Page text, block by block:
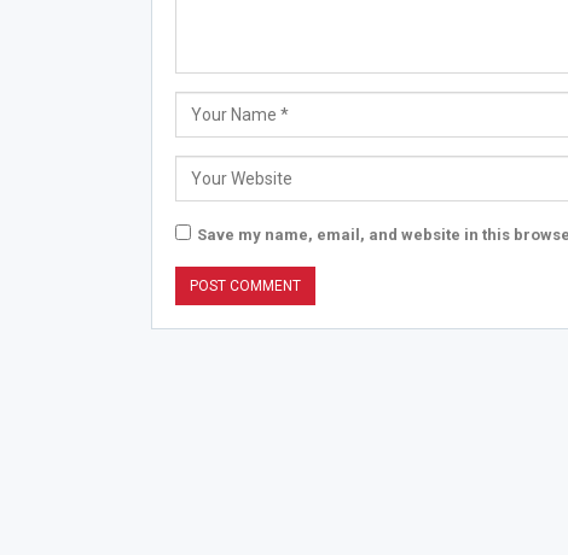
Save my name, email, and website in this